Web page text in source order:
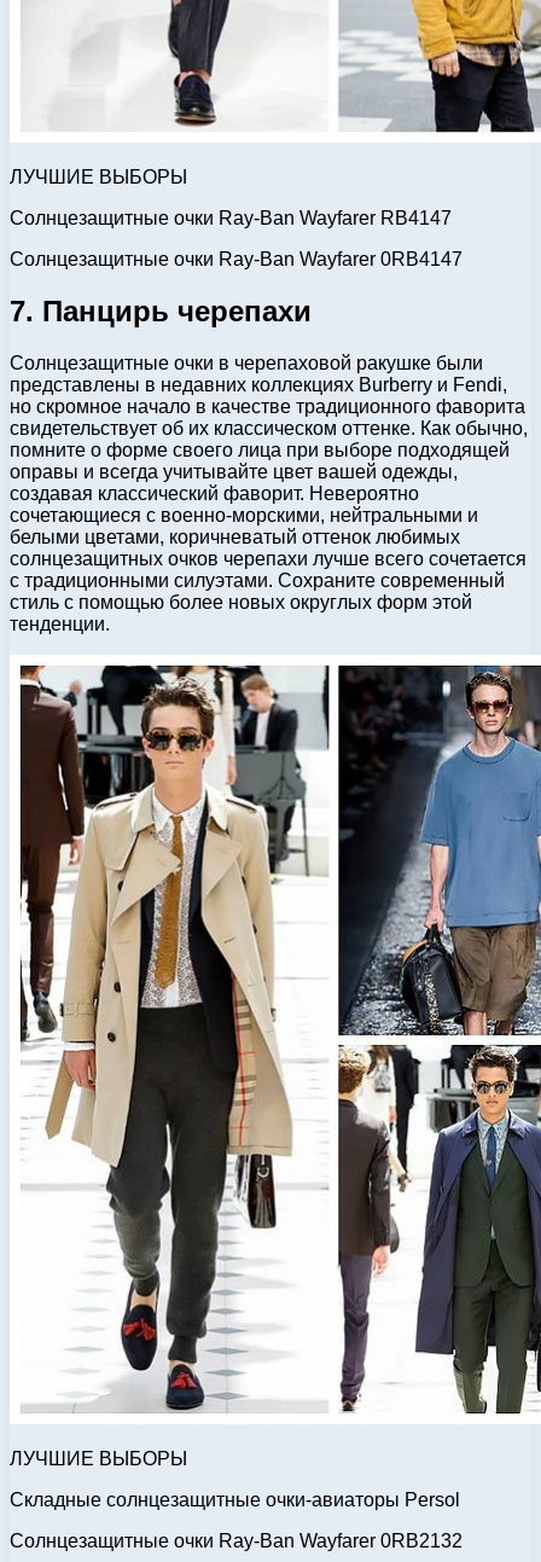
ЛУЧШИЕ ВЫБОРЫ
Солнцезащитные очки Ray-Ban Wayfarer RB4147
Солнцезащитные очки Ray-Ban Wayfarer 0RB4147
7. Панцирь черепахи
Солнцезащитные очки в черепаховой ракушке были
представлены в недавних коллекциях Burberry и Fendi,
но скромное начало в качестве традиционного фаворита
свидетельствует об их классическом оттенке. Как обычно,
помните о форме своего лица при выборе подходящей
оправы и всегда учитывайте цвет вашей одежды,
создавая классический фаворит. Невероятно
сочетающиеся с военно-морскими, нейтральными и
белыми цветами, коричневатый оттенок любимых
солнцезащитных очков черепахи лучше всего сочетается
с традиционными силуэтами. Сохраните современный
стиль с помощью более новых округлых форм этой
тенденции.
ЛУЧШИЕ ВЫБОРЫ
Складные солнцезащитные очки-авиаторы Persol
Солнцезащитные очки Ray-Ban Wayfarer 0RB2132